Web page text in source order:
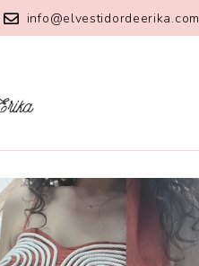
info@elvestidordeerika.com